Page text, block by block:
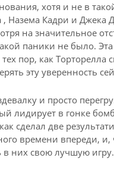
хотя и не в
, Назема Кадри и Джека
на значительное
паники не было.
пор, как
эту уверенность
и просто
лидирует в гонке
сделал две
времени впереди,
в них свою лучшую